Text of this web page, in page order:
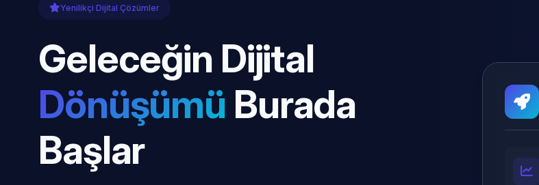
Yenilikçi Dijital Çözümler
Geleceğin Dijital
Dönüşümü Burada
Başlar